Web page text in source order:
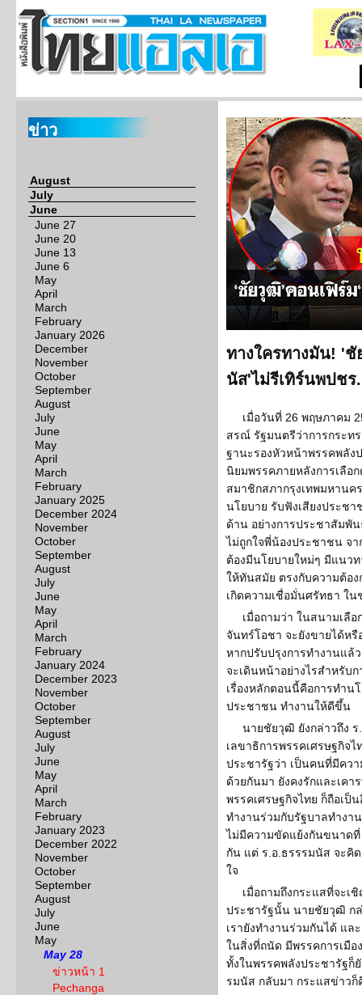
ข่าว
August
July
June
June 27
June 20
June 13
June 6
May
April
March
February
January 2026
December
November
October
September
August
July
June
May
April
March
February
January 2025
December 2024
November
October
September
August
July
June
May
April
March
February
January 2024
December 2023
November
October
September
August
July
June
May
April
March
February
January 2023
December 2022
November
October
September
August
July
June
May
May 28
ข่าวหน้า 1
Pechanga
ทางใครทางมัน! '
นัส'ไม่รีเทิร์นพปช
เมื่อวันที่ 26 พฤษภาคม
สรณ์ รัฐมนตรีว่าการกระท
ฐานะรองหัวหน้าพรรคพลัง
นิยมพรรคภายหลังการเลือ
สมาชิกสภากรุงเทพมหานค
นโยบาย รับฟังเสียงประช
ด้าน อย่างการประชาสัมพั
ไม่ถูกใจพี่น้องประชาชน จ
ต้องมีนโยบายใหม่ๆ มีแนว
ให้ทันสมัย ตรงกับความต้อ
เกิดความเชื่อมั่นศรัทธา ใน
เมื่อถามว่า ในสนามเลื
จันทร์โอชา จะยังขายได้หรื
หากปรับปรุงการทำงานแล้
จะเดินหน้าอย่างไรสำหรับ
เรื่องหลักตอนนี้คือการทำน
ประชาชน ทำงานให้ดีขึ้น
นายชัยวุฒิ ยังกล่าวถึง ร
เลขาธิการพรรคเศรษฐกิจ
ประชารัฐว่า เป็นคนที่มีคว
ด้วยกันมา ยังคงรักและเค
พรรคเศรษฐกิจไทย ก็ถือเป็
ทำงานร่วมกับรัฐบาลทำงา
ไม่มีความขัดแย้งกันขนาดที่
กัน แต่ ร.อ.ธรรรมนัส จะคิ
ใจ
เมื่อถามถึงกระแสที่จะ
ประชารัฐนั้น นายชัยวุฒิ ก
เรายังทำงานร่วมกันได้ แล
ในสิ่งที่ถนัด มีพรรคการเมือ
ทั้งในพรรคพลังประชารัฐก็
รมนัส กลับมา กระแสข่าว